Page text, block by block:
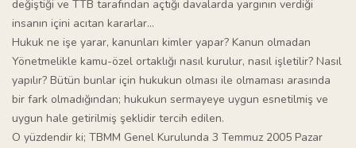
değiştiği ve TTB tarafından açtığı davalarda yargının verdiği
insanın içini acıtan kararlar…
Hukuk ne işe yarar, kanunları kimler yapar? Kanun olmadan
Yönetmelikle kamu-özel ortaklığı nasıl kurulur, nasıl işletilir? Nasıl
yapılır? Bütün bunlar için hukukun olması ile olmaması arasında
bir fark olmadığından; hukukun sermayeye uygun esnetilmiş ve
uygun hale getirilmiş şeklidir tercih edilen.
O yüzdendir ki; TBMM Genel Kurulunda 3 Temmuz 2005 Pazar